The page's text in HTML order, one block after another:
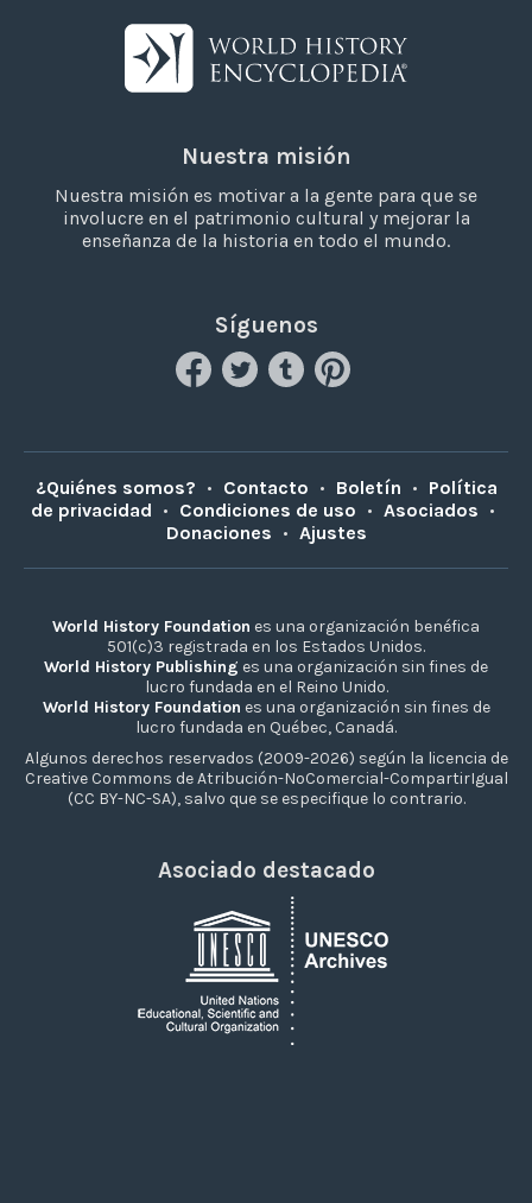
Nuestra misión
Nuestra misión es motivar a la gente para que se
involucre en el patrimonio cultural y mejorar la
enseñanza de la historia en todo el mundo.
Síguenos
¿Quiénes somos? • Contacto • Boletín • Política
de privacidad • Condiciones de uso • Asociados •
Donaciones • Ajustes
World History Foundation es una organización benéfica
501(c)3 registrada en los Estados Unidos.
World History Publishing es una organización sin fines de
lucro fundada en el Reino Unido.
World History Foundation es una organización sin fines de
lucro fundada en Québec, Canadá.
Algunos derechos reservados (2009-2026) según la licencia de
Creative Commons de Atribución-NoComercial-CompartirIgual
(CC BY-NC-SA), salvo que se especifique lo contrario.
Asociado destacado